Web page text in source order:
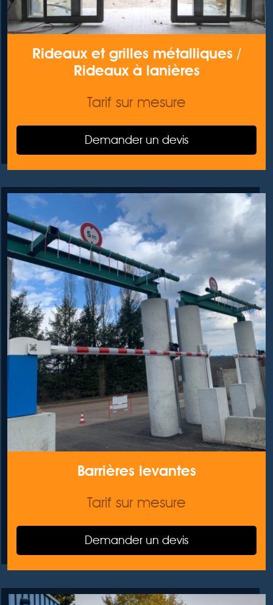
Rideaux et grilles métalliques /
Rideaux à lanières
Tarif sur mesure
Demander un devis
Barrières levantes
Tarif sur mesure
Demander un devis